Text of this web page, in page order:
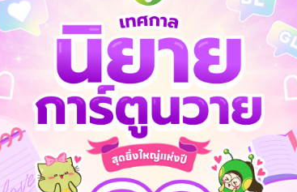
กรุณาเข้าสู่ระบบก่อนดำเนินรายการด้วยค่ะ
ล็อกอินเข้าระบบ